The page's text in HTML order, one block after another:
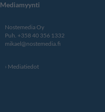
Mediamyynti
Nostemedia Oy
Puh. +358 40 356 1332
mikael@nostemedia.fi
Mediatiedot